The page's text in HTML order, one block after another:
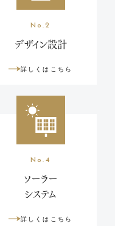
No.2
デザイン設計
詳しくはこちら
No.4
ソーラー
システム
詳しくはこちら